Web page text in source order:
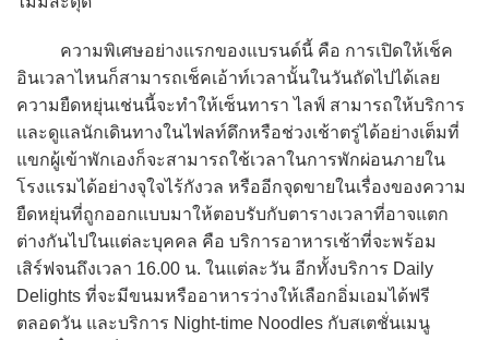
ความพิเศษอย่างแรกของแบรนด์นี้ คือ การเปิดให้เช็ค
อินเวลาไหนก็สามารถเช็คเอ้าท์เวลานั้นในวันถัดไปได้เลย
ความยืดหยุ่นเช่นนี้จะทำให้เซ็นทารา ไลฟ์ สามารถให้บริการ
และดูแลนักเดินทางในไฟลท์ดึกหรือช่วงเช้าตรู่ได้อย่างเต็มที่
แขกผู้เข้าพักเองก็จะสามารถใช้เวลาในการพักผ่อนภายใน
โรงแรมได้อย่างจุใจไร้กังวล หรืออีกจุดขายในเรื่องของความ
ยืดหยุ่นที่ถูกออกแบบมาให้ตอบรับกับตารางเวลาที่อาจแตก
ต่างกันไปในแต่ละบุคคล คือ บริการอาหารเช้าที่จะพร้อม
เสิร์ฟจนถึงเวลา 16.00 น. ในแต่ละวัน อีกทั้งบริการ Daily
Delights ที่จะมีขนมหรืออาหารว่างให้เลือกอิ่มเอมได้ฟรี
ตลอดวัน และบริการ Night-time Noodles กับสเตชั่นเมนู